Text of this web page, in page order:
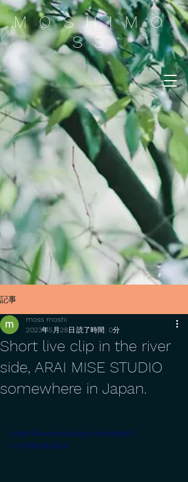
MOSHIMO
SS
記事
Short live clip in the river
side, ARAI MISE STUDIO
somewhere in Japan.
moss moshi
2023年5月28日 読了時間: 0分
https://www.youtube.com/watch?
v=tY0BoAzJAc4